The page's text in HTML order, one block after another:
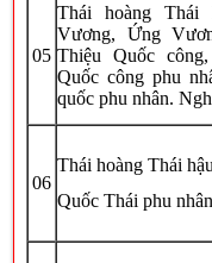
05
Thái hoàng Thái
Vương, Ứng
Thiệu Quốc
Quốc công phu
quốc phu nhân.
06
Thái hoàng Thái
Quốc Thái phu